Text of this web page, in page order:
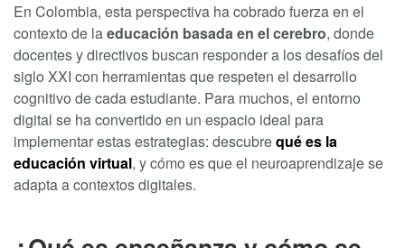
En Colombia, esta perspectiva ha cobrado fuerza en el
contexto de laeducación basada en el cerebro, donde
docentes y directivos buscan responder a los desafíos del
siglo XXI con herramientas que respeten el desarrollo
cognitivo de cada estudiante. Para muchos, el entorno
digital se ha convertido en un espacio ideal para
implementar estas estrategias: descubrequé es la
educación virtual, y cómo es que el neuroaprendizaje se
adapta a contextos digitales.